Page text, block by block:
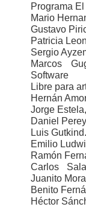
Programa
Mario
Gustavo
Patricia
Sergio
Marcos
Software
Libre para
Hernán
Jorge
Daniel
Luis
Emilio
Ramón
Carlos
Juanito
Benito
Héctor